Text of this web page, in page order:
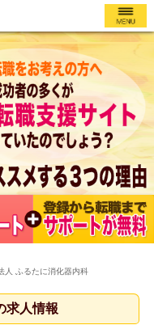
人 ふるたに消化器内科
求人情報